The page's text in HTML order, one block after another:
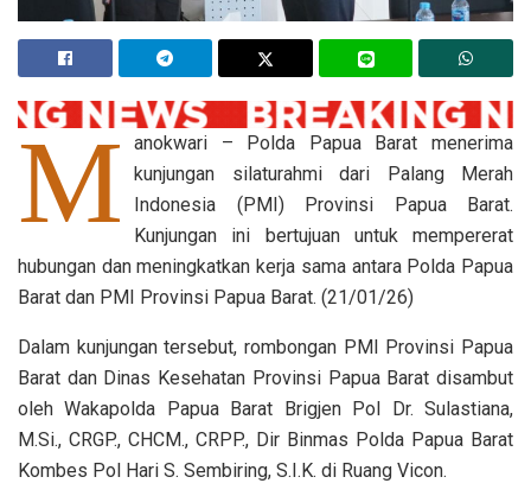
M
anokwari – Polda Papua Barat menerima
kunjungan silaturahmi dari Palang Merah
Indonesia (PMI) Provinsi Papua Barat.
Kunjungan ini bertujuan untuk mempererat
hubungan dan meningkatkan kerja sama antara Polda Papua
Barat dan PMI Provinsi Papua Barat. (21/01/26)
Dalam kunjungan tersebut, rombongan PMI Provinsi Papua
Barat dan Dinas Kesehatan Provinsi Papua Barat disambut
oleh Wakapolda Papua Barat Brigjen Pol Dr. Sulastiana,
M.Si., CRGP., CHCM., CRPP., Dir Binmas Polda Papua Barat
Kombes Pol Hari S. Sembiring, S.I.K. di Ruang Vicon.